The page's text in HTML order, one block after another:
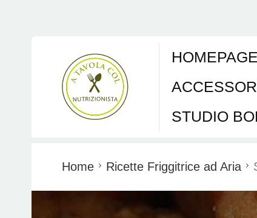
HOMEPAGE
STUDIO
Home Ricette Friggitrice ad Aria